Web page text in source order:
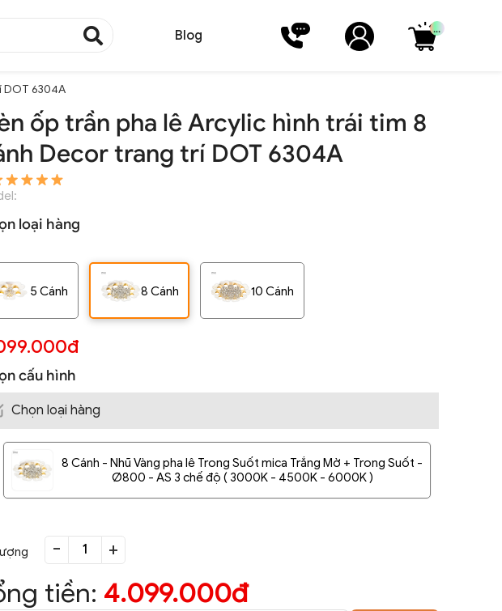
Blog ...
DOT 6304A
ốp trần pha lê Arcylic hình trái tim 8
Decor trang trí DOT 6304A
loại hàng
5 Cánh 8 Cánh 10 Cánh
cấu hình
Chọn loại hàng
8 Cánh - Nhũ Vàng pha lê Trong Suốt mica Trắng Mờ + Trong Suốt -
Ø800 - AS 3 chế độ ( 3000K - 4500K - 6000K )
- +
tiền: 4.099.000đ